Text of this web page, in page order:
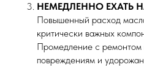
НЕМЕДЛЕННО ЕХАТЬ
Повышенный расход
критически важных
Промедление с
повреждениям и